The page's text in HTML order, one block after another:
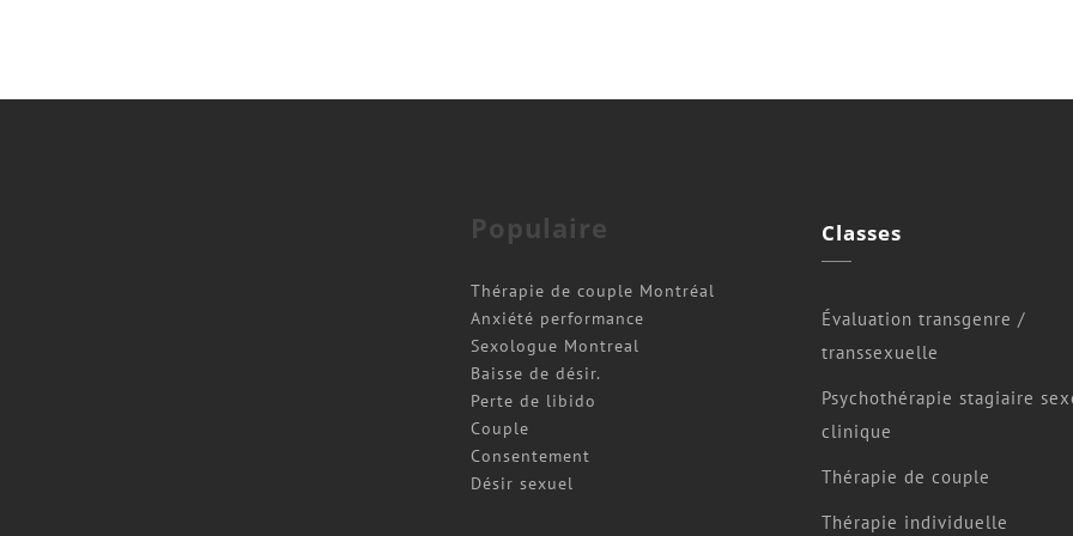
Populaire
Thérapie de couple Montréal
Anxiété performance
Sexologue Montreal
Baisse de désir.
Perte de libido
Couple
Consentement
Désir sexuel
Classes
Évaluation transgenre /
transsexuelle
Psychothérapie stagiaire
clinique
Thérapie de couple
Thérapie individuelle